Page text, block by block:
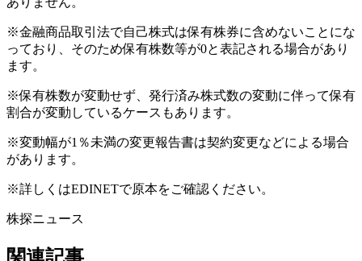
※金融商品取引法で自己株式は保有株券に含めないことにな
っており、そのため保有株数等が0と表記される場合があり
ます。
※保有株数が変動せず、発行済み株式数の変動に伴って保有
割合が変動しているケースもあります。
※変動幅が1％未満の変更報告書は契約変更などによる場合
があります。
※詳しくはEDINETで原本をご確認ください。
株探ニュース